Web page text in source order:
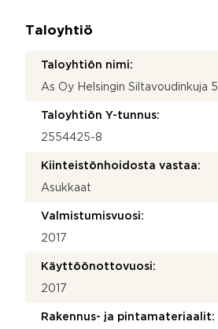
Taloyhtiö
Taloyhtiön nimi:
As Oy Helsingin Siltavoudinkuja 5
Taloyhtiön Y-tunnus:
2554425-8
Kiinteistönhoidosta vastaa:
Asukkaat
Valmistumisvuosi:
2017
Käyttöönottovuosi:
2017
Rakennus- ja pintamateriaalit: